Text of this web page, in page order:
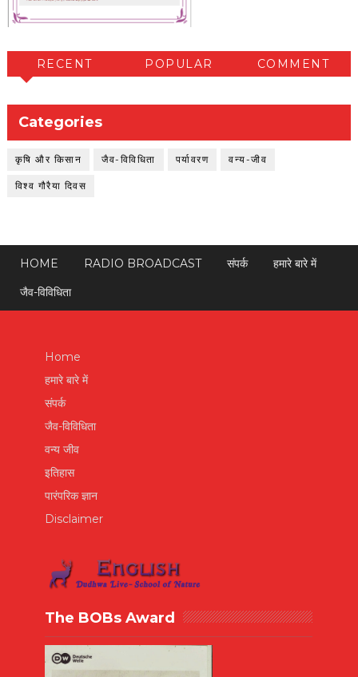
RECENT POPULAR COMMENT
Categories
कृषि और किसान जैव-विविधिता पर्यावरण वन्य-जीव
विश्व गौरैया दिवस
HOME RADIO BROADCAST संपर्क
हमारे बारे में
जैव-विविधिता
Home
हमारे बारे में
संपर्क
जैव-विविधिता
वन्य जीव
इतिहास
पारंपरिक ज्ञान
Disclaimer
The BOBs Award